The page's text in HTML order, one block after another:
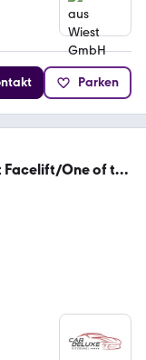
Parken
Facelift/One of the